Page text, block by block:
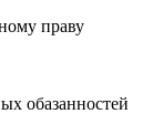
праву
обазанностей